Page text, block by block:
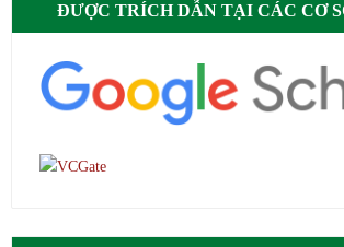
ĐƯỢC TRÍCH DẪN TẠI CÁC CƠ